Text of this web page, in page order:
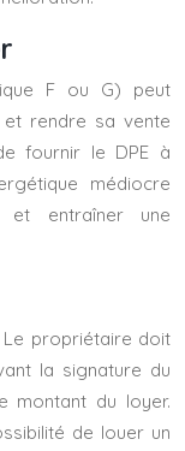
F ou G) peut
et rendre sa vente
fournir le DPE à
médiocre
et entraîner une
propriétaire doit
la signature du
montant du loyer.
de louer un